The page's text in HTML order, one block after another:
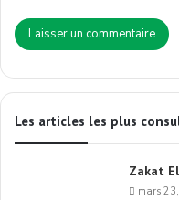
Les articles les plus
Zakat
mars